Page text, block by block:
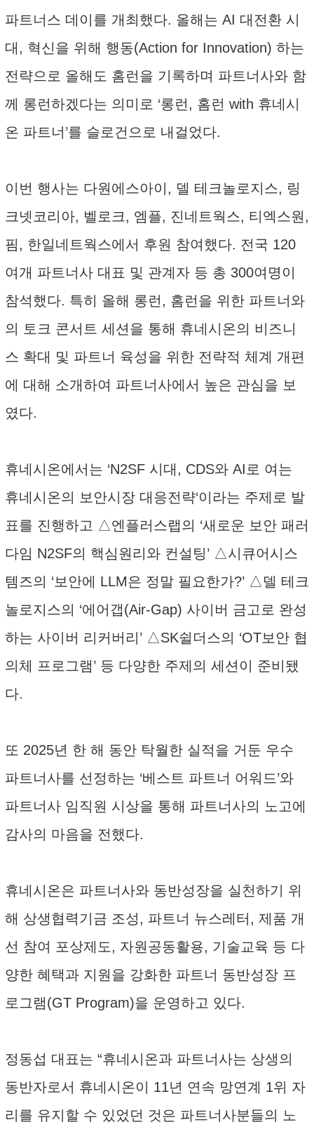
파트너스 데이를 개최했다. 올해는 AI 대전환 시
대, 혁신을 위해 행동(Action for Innovation) 하는
전략으로 올해도 홈런을 기록하며 파트너사와 함
께 롱런하겠다는 의미로 ‘롱런, 홈런 with 휴네시
온 파트너’를 슬로건으로 내걸었다.
이번 행사는 다원에스아이, 델 테크놀로지스, 링
크넷코리아, 벨로크, 엠플, 진네트웍스, 티엑스원,
핌, 한일네트웍스에서 후원 참여했다. 전국 120
여개 파트너사 대표 및 관계자 등 총 300여명이
참석했다. 특히 올해 롱런, 홈런을 위한 파트너와
의 토크 콘서트 세션을 통해 휴네시온의 비즈니
스 확대 및 파트너 육성을 위한 전략적 체계 개편
에 대해 소개하여 파트너사에서 높은 관심을 보
였다.
휴네시온에서는 ‘N2SF 시대, CDS와 AI로 여는
휴네시온의 보안시장 대응전략‘이라는 주제로 발
표를 진행하고 △엔플러스랩의 ‘새로운 보안 패러
다임 N2SF의 핵심원리와 컨설팅’ △시큐어시스
템즈의 ‘보안에 LLM은 정말 필요한가?’ △델 테크
놀로지스의 ‘에어갭(Air-Gap) 사이버 금고로 완성
하는 사이버 리커버리’ △SK쉴더스의 ‘OT보안 협
의체 프로그램’ 등 다양한 주제의 세션이 준비됐
다.
또 2025년 한 해 동안 탁월한 실적을 거둔 우수
파트너사를 선정하는 ‘베스트 파트너 어워드’와
파트너사 임직원 시상을 통해 파트너사의 노고에
감사의 마음을 전했다.
휴네시온은 파트너사와 동반성장을 실천하기 위
해 상생협력기금 조성, 파트너 뉴스레터, 제품 개
선 참여 포상제도, 자원공동활용, 기술교육 등 다
양한 혜택과 지원을 강화한 파트너 동반성장 프
로그램(GT Program)을 운영하고 있다.
정동섭 대표는 “휴네시온과 파트너사는 상생의
동반자로서 휴네시온이 11년 연속 망연계 1위 자
리를 유지할 수 있었던 것은 파트너사분들의 노